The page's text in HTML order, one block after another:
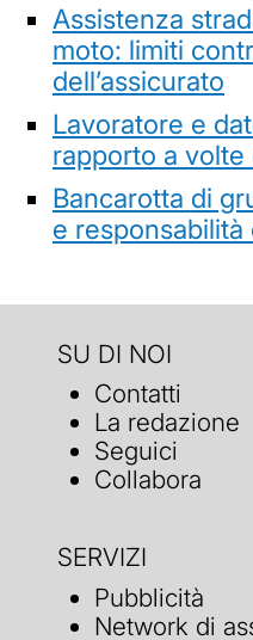
Assistenza
moto: limiti
dell’assicurato
Lavoratore e
rapporto a
Bancarotta di
e responsabilità
SU DI NOI
Contatti
La redazione
Seguici
Collabora
SERVIZI
Pubblicità
Network di